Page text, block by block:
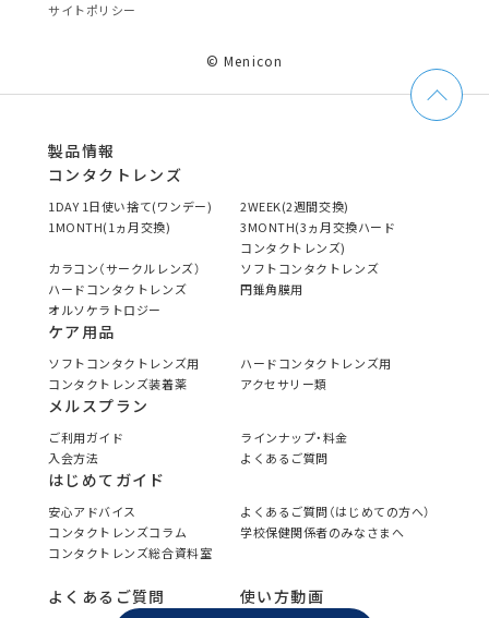
サイトポリシー
© Menicon
製品情報
コンタクトレンズ
1DAY 1日使い捨て(ワンデー)
2WEEK(2週間交換)
1MONTH(1ヵ月交換)
3MONTH(3ヵ月交換ハード
コンタクトレンズ)
カラコン（サークルレンズ）
ソフトコンタクトレンズ
ハードコンタクトレンズ
円錐角膜用
オルソケラトロジー
ケア用品
ソフトコンタクトレンズ用
ハードコンタクトレンズ用
コンタクトレンズ装着薬
アクセサリー類
メルスプラン
ご利用ガイド
ラインナップ・料金
入会方法
よくあるご質問
はじめてガイド
安心アドバイス
よくあるご質問（はじめての方へ）
コンタクトレンズコラム
学校保健関係者のみなさまへ
コンタクトレンズ総合資料室
よくあるご質問 使い方動画